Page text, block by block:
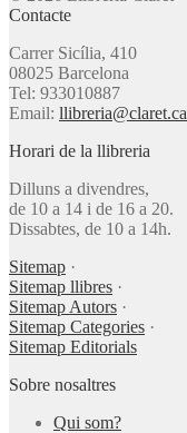
Contacte
Carrer Sicília, 410
08025 Barcelona
Tel: 933010887
Email:
Horari de la llibreria
Dilluns a divendres,
de 10 a 14 i de 16 a 20.
Dissabtes, de 10 a 14h.
Sitemap ·
Sitemap llibres ·
Sitemap Autors ·
Sitemap Categories ·
Sitemap Editorials
Sobre nosaltres
Qui som?